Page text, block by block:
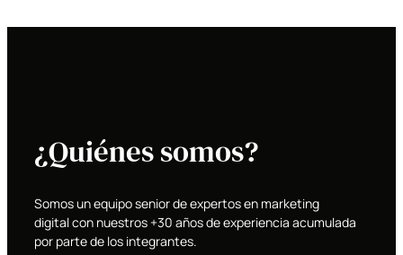
¿Quiénes somos?
Somos un equipo senior de expertos en marketing
digital con nuestros +30 años de experiencia acumulada
por parte de los integrantes.